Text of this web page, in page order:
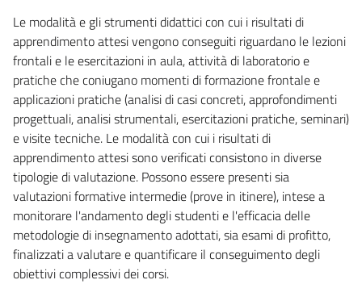
Le modalità e gli strumenti didattici con cui i risultati di
apprendimento attesi vengono conseguiti riguardano le lezioni
frontali e le esercitazioni in aula, attività di laboratorio e
pratiche che coniugano momenti di formazione frontale e
applicazioni pratiche (analisi di casi concreti, approfondimenti
progettuali, analisi strumentali, esercitazioni pratiche, seminari)
e visite tecniche. Le modalità con cui i risultati di
apprendimento attesi sono verificati consistono in diverse
tipologie di valutazione. Possono essere presenti sia
valutazioni formative intermedie (prove in itinere), intese a
monitorare l'andamento degli studenti e l'efficacia delle
metodologie di insegnamento adottati, sia esami di profitto,
finalizzati a valutare e quantificare il conseguimento degli
obiettivi complessivi dei corsi.